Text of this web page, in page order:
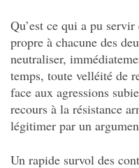
Qu’est ce qui a pu
propre à chacune des
neutraliser,
temps, toute velléité de
face aux agressions
recours à la résistance
légitimer par un
Un rapide survol des